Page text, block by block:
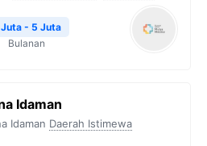
- 5 Juta
Bulanan
Idaman
Idaman Daerah Istimewa